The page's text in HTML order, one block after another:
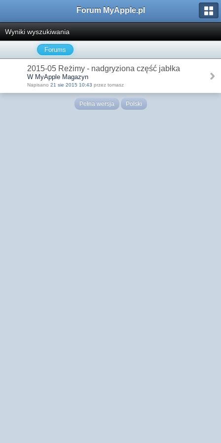
Forum MyApple.pl
Wyniki wyszukiwania
Forums
2015-05 Reżimy - nadgryziona część jabłka
W MyApple Magazyn
Napisano 21 sie 2015 10:43 przez tomasz
Pełna wersja Polski